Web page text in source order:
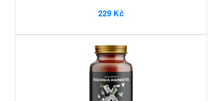
229 Kč